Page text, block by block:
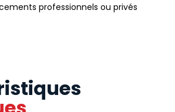
professionnels ou privés